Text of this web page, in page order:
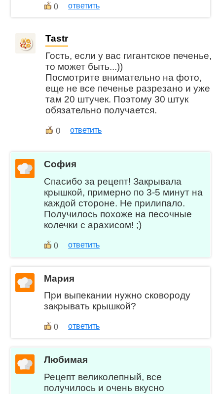
0 ответить
Tastr
Гость, если у вас гигантское печенье,
то может быть...))
Посмотрите внимательно на фото,
еще не все печенье разрезано и уже
там 20 штучек. Поэтому 30 штук
обязательно получается.
0 ответить
София
Спасибо за рецепт! Закрывала
крышкой, примерно по 3-5 минут на
каждой стороне. Не прилипало.
Получилось похоже на песочные
колечки с арахисом! ;)
0 ответить
Мария
При выпекании нужно сковороду
закрывать крышкой?
0 ответить
Любимая
Рецепт великолепный, все
получилось и очень вкусно